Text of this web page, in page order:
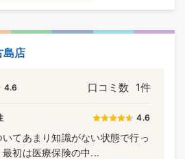
島店
4.6 口コミ数 1件
4.6
てあまり知識がない状態で行っ
最初は医療保険の中...